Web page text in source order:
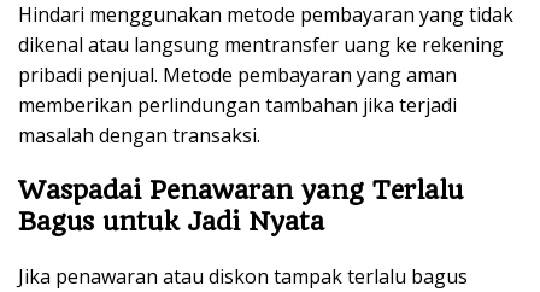
Hindari menggunakan metode pembayaran yang tidak
dikenal atau langsung mentransfer uang ke rekening
pribadi penjual. Metode pembayaran yang aman
memberikan perlindungan tambahan jika terjadi
masalah dengan transaksi.
Waspadai Penawaran yang Terlalu
Bagus untuk Jadi Nyata
Jika penawaran atau diskon tampak terlalu bagus